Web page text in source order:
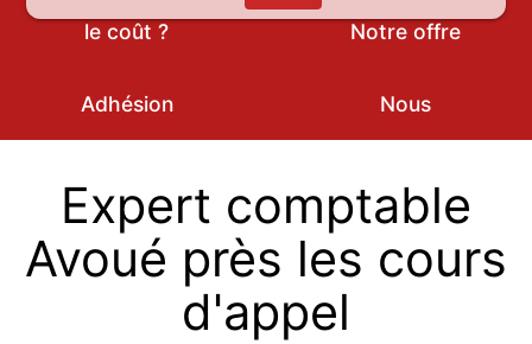
le coût ?
Notre offre
Adhésion Nous
Expert comptable
Avoué près les cours
d'appel